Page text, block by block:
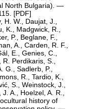
North Bulgaria). —
[PDF]
W., Daujat, J.,
K., Madgwick, R.,
P., Beglane, F.,
A., Carden, R. F.,
E., Genies, C.,
Perdikaris, S.,
G., Sadlerb, P.,
R., Tardio, K.,
S., Weinstock, J.,
A., Hoelzel, A. R.,
history of